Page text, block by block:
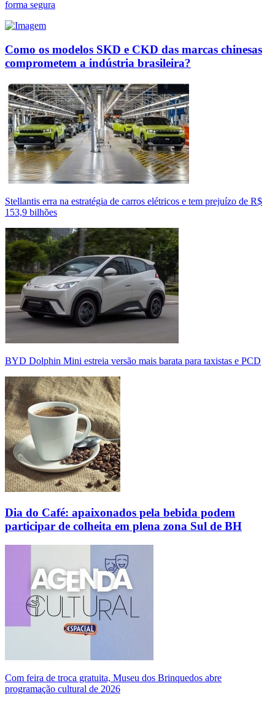
forma segura
Como os modelos SKD e CKD das marcas chinesas
comprometem a indústria brasileira?
Stellantis erra na estratégia de carros elétricos e tem prejuízo de R$
153,9 bilhões
BYD Dolphin Mini estreia versão mais barata para taxistas e PCD
Dia do Café: apaixonados pela bebida podem
participar de colheita em plena zona Sul de BH
Com feira de troca gratuita, Museu dos Brinquedos abre
programação cultural de 2026